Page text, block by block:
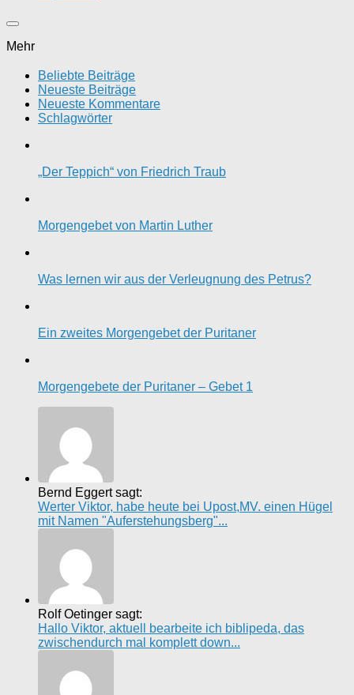
Mehr
Beliebte Beiträge
Neueste Beiträge
Neueste Kommentare
Schlagwörter
„Der Teppich“ von Friedrich Traub
Morgengebet von Martin Luther
Was lernen wir aus der Verleugnung des Petrus?
Ein zweites Morgengebet der Puritaner
Morgengebete der Puritaner – Gebet 1
Bernd Eggert sagt:
Werter Viktor, habe heute bei Upost,MV. einen Hügel
mit Namen "Auferstehungsberg"...
Rolf Oetinger sagt:
Hallo Viktor, aktuell bearbeite ich biblipeda, das
zwischendurch mal komplett down...